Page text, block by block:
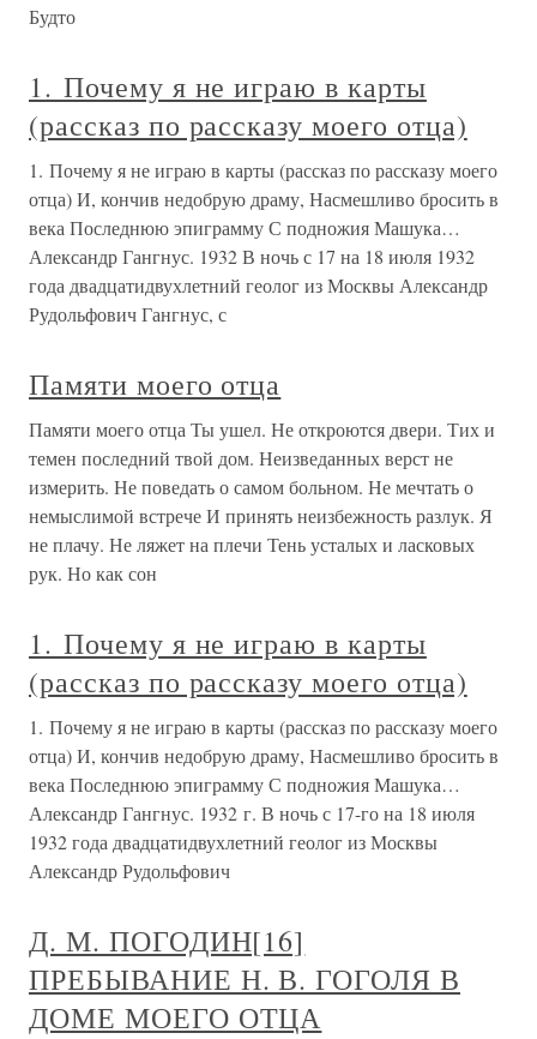
Будто
1. Почему я не играю в карты
(рассказ по рассказу моего отца)
1. Почему я не играю в карты (рассказ по рассказу моего
отца) И, кончив недобрую драму, Насмешливо бросить в
века Последнюю эпиграмму С подножия Машука…
Александр Гангнус. 1932 В ночь с 17 на 18 июля 1932
года двадцатидвухлетний геолог из Москвы Александр
Рудольфович Гангнус, с
Памяти моего отца
Памяти моего отца Ты ушел. Не откроются двери. Тих и
темен последний твой дом. Неизведанных верст не
измерить. Не поведать о самом больном. Не мечтать о
немыслимой встрече И принять неизбежность разлук. Я
не плачу. Не ляжет на плечи Тень усталых и ласковых
рук. Но как сон
1. Почему я не играю в карты
(рассказ по рассказу моего отца)
1. Почему я не играю в карты (рассказ по рассказу моего
отца) И, кончив недобрую драму, Насмешливо бросить в
века Последнюю эпиграмму С подножия Машука…
Александр Гангнус. 1932 г. В ночь с 17-го на 18 июля
1932 года двадцатидвухлетний геолог из Москвы
Александр Рудольфович
Д. М. ПОГОДИН[16]
ПРЕБЫВАНИЕ Н. В. ГОГОЛЯ В
ДОМЕ МОЕГО ОТЦА